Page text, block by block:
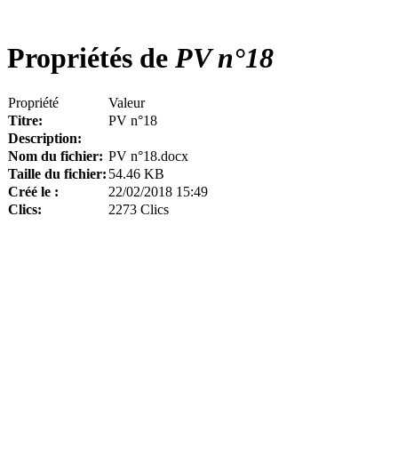
Propriétés de PV n°18
Propriété
Valeur
Titre:
PV n°18
Description:
Nom du fichier: PV n°18.docx
Taille du fichier: 54.46 KB
Créé le :
22/02/2018 15:49
Clics:
2273 Clics